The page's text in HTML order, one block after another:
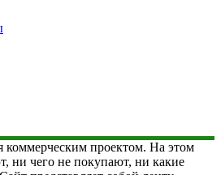
коммерческим проектом. На этом
ни чего не покупают, ни какие